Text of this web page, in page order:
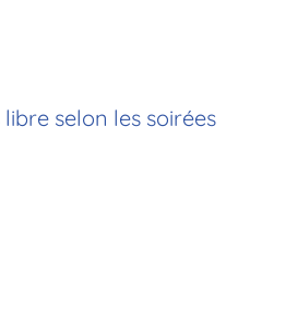
selon les soirées